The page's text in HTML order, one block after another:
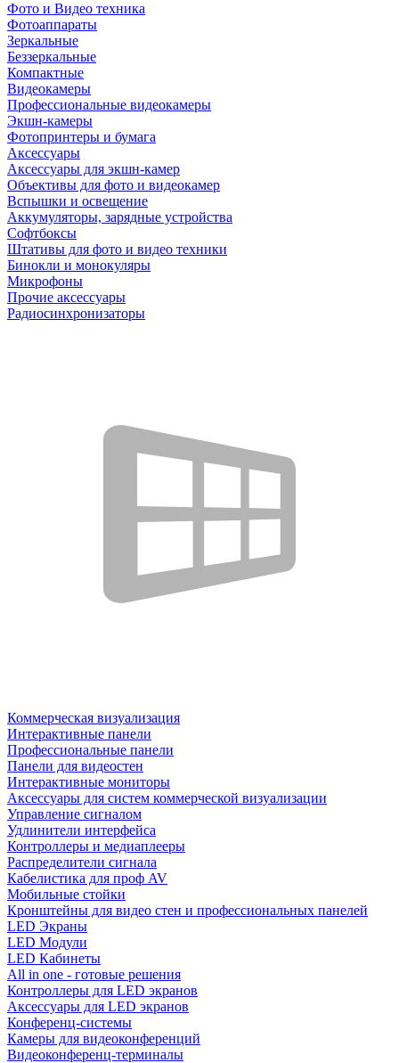
Фото и Видео техника
Фотоаппараты
Зеркальные
Беззеркальные
Компактные
Видеокамеры
Профессиональные видеокамеры
Экшн-камеры
Фотопринтеры и бумага
Аксессуары
Аксессуары для экшн-камер
Объективы для фото и видеокамер
Вспышки и освещение
Аккумуляторы, зарядные устройства
Софтбоксы
Штативы для фото и видео техники
Бинокли и монокуляры
Микрофоны
Прочие аксессуары
Радиосинхронизаторы
Коммерческая визуализация
Интерактивные панели
Профессиональные панели
Панели для видеостен
Интерактивные мониторы
Аксессуары для систем коммерческой визуализации
Управление сигналом
Удлинители интерфейса
Контроллеры и медиаплееры
Распределители сигнала
Кабелистика для проф AV
Мобильные стойки
Кронштейны для видео стен и профессиональных панелей
LED Экраны
LED Модули
LED Кабинеты
All in one - готовые решения
Контроллеры для LED экранов
Аксессуары для LED экранов
Конференц-системы
Камеры для видеоконференций
Видеоконференц-терминалы